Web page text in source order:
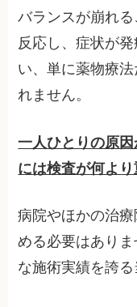
バランスが崩れ
反応し、症状が
い、単に薬物療
れません。
一人ひとりの原
には検査が何よ
病院やほかの治
める必要はあり
な施術実績を誇る